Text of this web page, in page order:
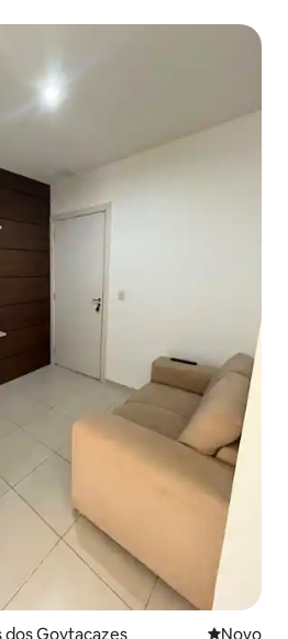
Goytacazes Novo
Novo